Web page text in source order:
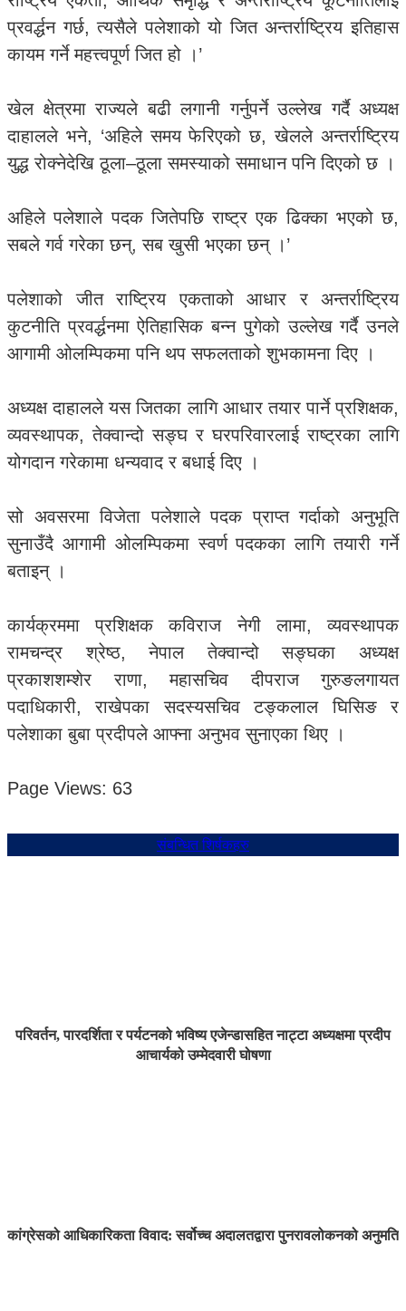
प्रवर्द्धन गर्छ, त्यसैले पलेशाको यो जित अन्तर्राष्ट्रिय इतिहास
कायम गर्ने महत्त्वपूर्ण जित हो ।’
खेल क्षेत्रमा राज्यले बढी लगानी गर्नुपर्ने उल्लेख गर्दै अध्यक्ष
दाहालले भने, ‘अहिले समय फेरिएको छ, खेलले अन्तर्राष्ट्रिय
युद्ध रोक्नेदेखि ठूला–ठूला समस्याको समाधान पनि दिएको छ ।
अहिले पलेशाले पदक जितेपछि राष्ट्र एक ढिक्का भएको छ,
सबले गर्व गरेका छन्, सब खुसी भएका छन् ।’
पलेशाको जीत राष्ट्रिय एकताको आधार र अन्तर्राष्ट्रिय
कुटनीति प्रवर्द्धनमा ऐतिहासिक बन्न पुगेको उल्लेख गर्दै उनले
आगामी ओलम्पिकमा पनि थप सफलताको शुभकामना दिए ।
अध्यक्ष दाहालले यस जितका लागि आधार तयार पार्ने प्रशिक्षक,
व्यवस्थापक, तेक्वान्दो सङ्घ र घरपरिवारलाई राष्ट्रका लागि
योगदान गरेकामा धन्यवाद र बधाई दिए ।
सो अवसरमा विजेता पलेशाले पदक प्राप्त गर्दाको अनुभूति
सुनाउँदै आगामी ओलम्पिकमा स्वर्ण पदकका लागि तयारी गर्ने
बताइन् ।
कार्यक्रममा प्रशिक्षक कविराज नेगी लामा, व्यवस्थापक
रामचन्द्र श्रेष्ठ, नेपाल तेक्वान्दो सङ्घका अध्यक्ष
प्रकाशशम्शेर राणा, महासचिव दीपराज गुरुङलगायत
पदाधिकारी, राखेपका सदस्यसचिव टङ्कलाल घिसिङ र
पलेशाका बुबा प्रदीपले आफ्ना अनुभव सुनाएका थिए ।
Page Views: 63
संबन्धित शिर्षकहरु
परिवर्तन, पारदर्शिता र पर्यटनको भविष्य एजेन्डासहित नाट्टा अध्यक्षमा प्रदीप
आचार्यको उम्मेदवारी घोषणा
कांग्रेसको आधिकारिकता विवाद: सर्वोच्च अदालतद्वारा पुनरावलोकनको अनुमति